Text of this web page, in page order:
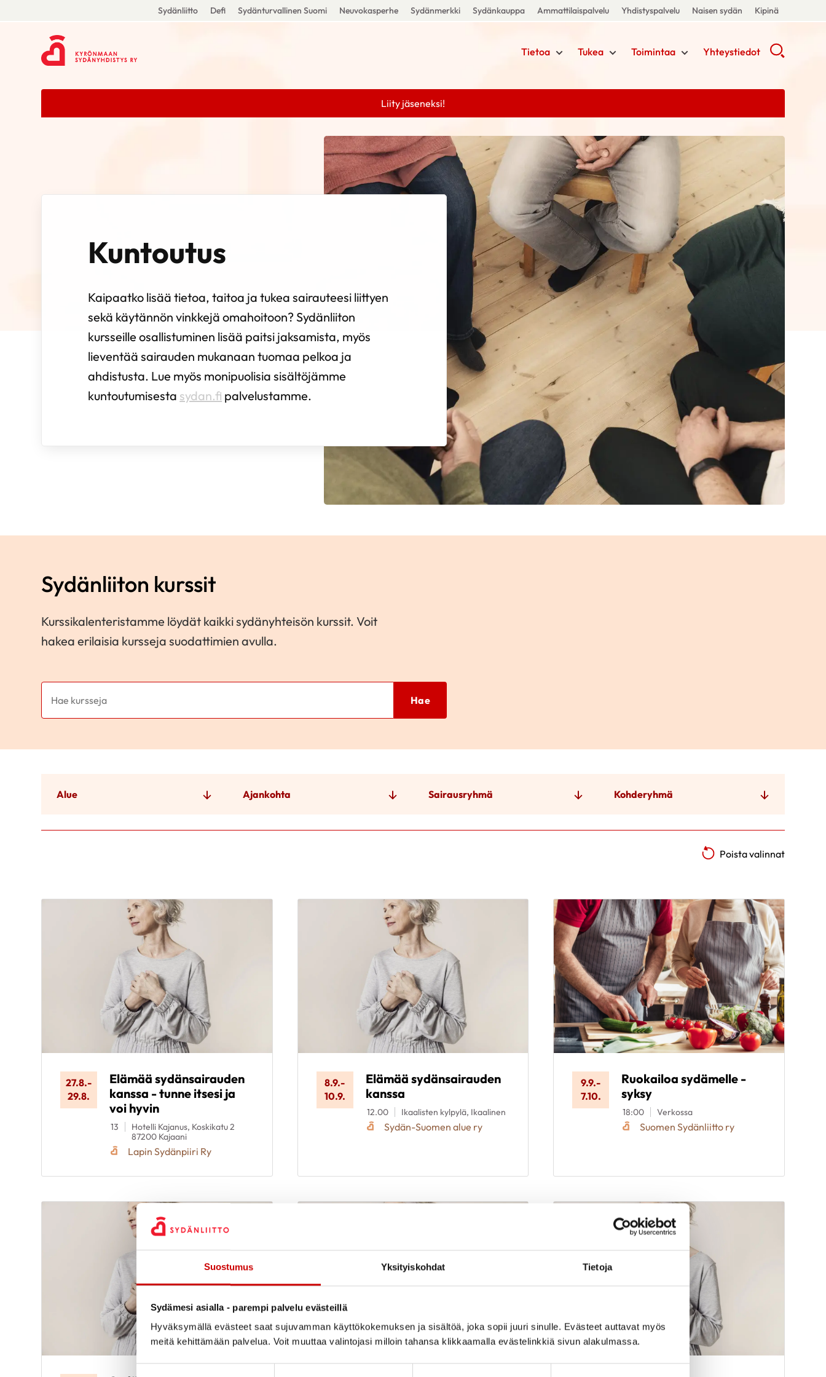
Suostumus Yksityiskohdat Tietoja
Sydämesi asialla - parempi palvelu evästeillä
Hyväksymällä evästeet saat sujuvamman käyttökokemuksen ja sisältöä, joka sopii juuri sinulle. Evästeet auttavat myös
meitä kehittämään palvelua. Voit muuttaa valintojasi milloin tahansa klikkaamalla evästelinkkiä sivun alakulmassa.
Sydänliitto Defi Sydänturvallinen Suomi Neuvokasperhe Sydänmerkki Sydänkauppa Ammattilaispalvelu Yhdistyspalvelu Naisen sydän Kipinä
Tietoa Tukea Toimintaa Yhteystiedot
Liity jäseneksi!
Kuntoutus
Kaipaatko lisää tietoa, taitoa ja tukea sairauteesi liittyen
sekä käytännön vinkkejä omahoitoon? Sydänliiton
kursseille osallistuminen lisää paitsi jaksamista, myös
lieventää sairauden mukanaan tuomaa pelkoa ja
ahdistusta. Lue myös monipuolisia sisältöjämme
kuntoutumisesta sydan.fi palvelustamme.
Sydänliiton kurssit
Kurssikalenteristamme löydät kaikki sydänyhteisön kurssit. Voit
hakea erilaisia kursseja suodattimien avulla.
Hae
Alue Ajankohta Sairausryhmä Kohderyhmä
Poista valinnat
27.8.-
29.8.
Elämää sydänsairauden
kanssa - tunne itsesi ja
voi hyvin
13
Hotelli Kajanus, Koskikatu 2
87200 Kajaani
Lapin Sydänpiiri Ry
8.9.-
10.9.
Elämää sydänsairauden
kanssa
12.00 Ikaalisten kylpylä, Ikaalinen
Sydän-Suomen alue ry
9.9.-
7.10.
Ruokailoa sydämelle -
syksy
18:00 Verkossa
Suomen Sydänliitto ry